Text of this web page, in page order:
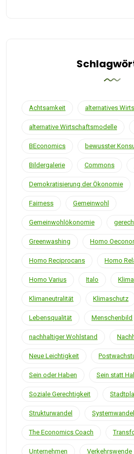
Achtsamkeit alternatives
alternative Wirtschaftsmodelle
BEconomics bewusster
Bildergalerie Commons
Demokratisierung der Ökonomie
Fairness Gemeinwohl
Gemeinwohlökonomie
Greenwashing Homo
Homo Reciprocans Homo
Homo Varius Italo
Klimaneutralität Klimaschutz
Lebensqualität Menschenbild
nachhaltiger Wohlstand
Neue Leichtigkeit
Sein oder Haben Sein statt
Soziale Gerechtigkeit
Strukturwandel Systemwandel
The Economics Coach
Unternehmen Verkehrswende